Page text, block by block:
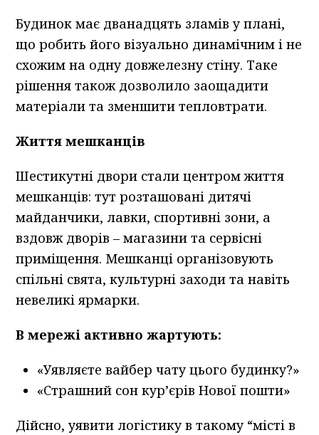
Будинок має дванадцять зламів у плані,
що робить його візуально динамічним і не
схожим на одну довжелезну стіну. Таке
рішення також дозволило заощадити
матеріали та зменшити тепловтрати.
Життя мешканців
Шестикутні двори стали центром життя
мешканців: тут розташовані дитячі
майданчики, лавки, спортивні зони, а
вздовж дворів – магазини та сервісні
приміщення. Мешканці організовують
спільні свята, культурні заходи та навіть
невеликі ярмарки.
В мережі активно жартують:
«Уявляєте вайбер чату цього будинку?»
«Страшний сон кур’єрів Нової пошти»
Дійсно, уявити логістику в такому “місті в